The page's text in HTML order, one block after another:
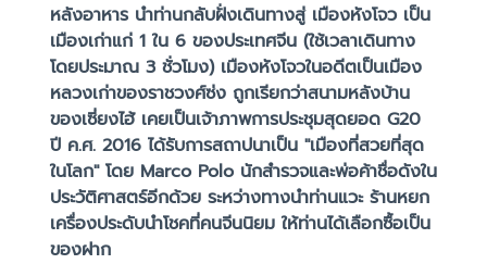
หลังอาหาร นำท่านกลับฝั่งเดินทางสู่ เมืองหังโจว เป็น
เมืองเก่าแก่ 1 ใน 6 ของประเทศจีน (ใช้เวลาเดินทาง
โดยประมาณ 3 ชั่วโมง) เมืองหังโจวในอดีตเป็นเมือง
หลวงเก่าของราชวงศ์ซ่ง ถูกเรียกว่าสนามหลังบ้าน
ของเซี่ยงไฮ้ เคยเป็นเจ้าภาพการประชุมสุดยอด G20
ปี ค.ศ. 2016 ได้รับการสถาปนาเป็น "เมืองที่สวยที่สุด
ในโลก" โดย Marco Polo นักสำรวจและพ่อค้าชื่อดังใน
ประวัติศาสตร์อีกด้วย ระหว่างทางนำท่านแวะ ร้านหยก
เครื่องประดับนำโชคที่คนจีนนิยม ให้ท่านได้เลือกซื้อเป็น
ของฝาก